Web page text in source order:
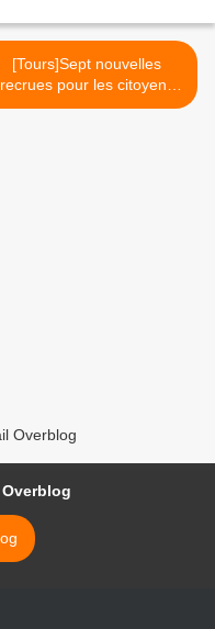
[Tours]Sept nouvelles
recrues pour les citoyens
volontaires >
Overblog